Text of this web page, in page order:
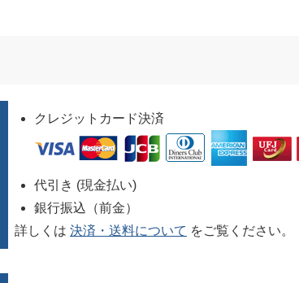
クレジットカード決済
代引き (現金払い)
銀行振込（前金）
詳しくは 決済・送料について をご覧ください。